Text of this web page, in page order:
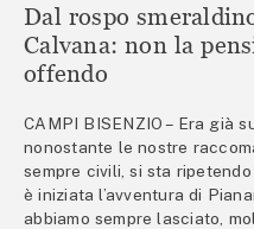
Dal rospo
Calvana: non la
offendo
CAMPI BISENZIO – Era già
nonostante le nostre
sempre civili, si sta
è iniziata l’avventura di
abbiamo sempre lasciato,